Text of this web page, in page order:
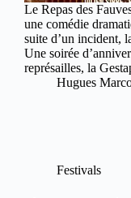
Le Repas des
une comédie
suite d’un incident,
Une soirée
représailles, la
Hugues
Festivals